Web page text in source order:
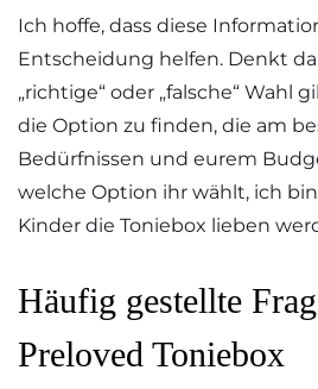
Ich hoffe, dass diese
Entscheidung helfen. Denkt
„richtige“ oder „falsche“ Wahl
die Option zu finden, die am
Bedürfnissen und eurem
welche Option ihr wählt, ich
Kinder die Toniebox lieben
Häufig gestellte
Preloved Toniebox